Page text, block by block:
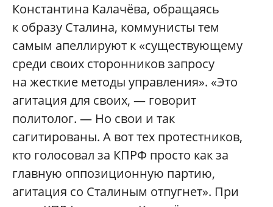
Константина Калачёва, обращаясь
к образу Сталина, коммунисты тем
самым апеллируют к «существующему
среди своих сторонников запросу
на жесткие методы управления». «Это
агитация для своих, — говорит
политолог. — Но свои и так
сагитированы. А вот тех протестников,
кто голосовал за КПРФ просто как за
главную оппозиционную партию,
агитация со Сталиным отпугнет». При